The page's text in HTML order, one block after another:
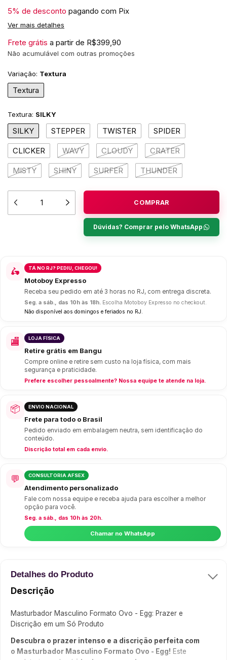
5% de desconto pagando com Pix
Ver mais detalhes
Frete grátis a partir de R$399,90
Não acumulável com outras promoções
Variação: Textura
Textura
Textura: SILKY
SILKY STEPPER TWISTER SPIDER
CLICKER WAVY CLOUDY CRATER
MISTY SHINY SURFER THUNDER
Dúvidas? Comprar pelo WhatsApp
🛵 TÁ NO RJ? PEDIU, CHEGOU!
Motoboy Expresso
Receba seu pedido em até 3 horas no RJ, com entrega discreta.
Seg. a sáb., das 10h às 18h. Escolha Motoboy Expresso no checkout.
Não disponível aos domingos e feriados no RJ.
🏬 LOJA FÍSICA
Retire grátis em Bangu
Compre online e retire sem custo na loja física, com mais
segurança e praticidade.
Prefere escolher pessoalmente? Nossa equipe te atende na loja.
📦 ENVIO NACIONAL
Frete para todo o Brasil
Pedido enviado em embalagem neutra, sem identificação do
conteúdo.
Discrição total em cada envio.
💬 CONSULTORIA AFSEX
Atendimento personalizado
Fale com nossa equipe e receba ajuda para escolher a melhor
opção para você.
Seg. a sáb., das 10h às 20h.
Chamar no WhatsApp
Detalhes do Produto
Descrição
Masturbador Masculino Formato Ovo - Egg: Prazer e
Discrição em um Só Produto
Descubra o prazer intenso e a discrição perfeita com
o Masturbador Masculino Formato Ovo - Egg! Este